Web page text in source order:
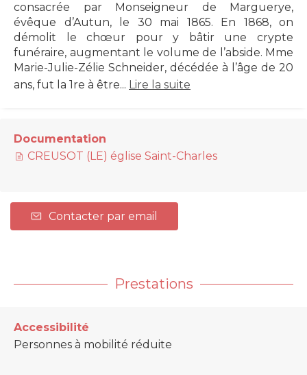
consacrée par Monseigneur de Marguerye,
évêque d’Autun, le 30 mai 1865. En 1868, on
démolit le chœur pour y bâtir une crypte
funéraire, augmentant le volume de l’abside. Mme
Marie-Julie-Zélie Schneider, décédée à l’âge de 20
ans, fut la 1re à être... Lire la suite
Documentation
CREUSOT (LE) église Saint-Charles
Contacter par email
Prestations
Accessibilité
Personnes à mobilité réduite